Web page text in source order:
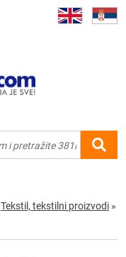
Tekstil, tekstilni proizvodi »